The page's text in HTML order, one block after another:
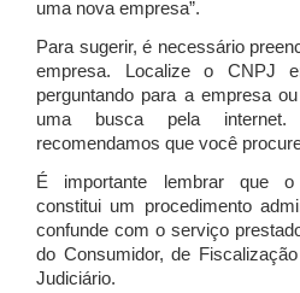
uma nova empresa”.
Para sugerir, é necessário
empresa. Localize o CNPJ
perguntando para a empresa
uma busca pela
recomendamos que você
É importante lembrar que o
constitui um procedimento
confunde com o serviço
do Consumidor, de
Judiciário.